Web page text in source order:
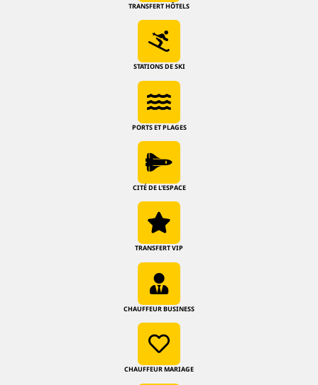
TRANSFERT HÔTELS
STATIONS DE SKI
PORTS ET PLAGES
CITÉ DE L'ESPACE
TRANSFERT VIP
CHAUFFEUR BUSINESS
CHAUFFEUR MARIAGE